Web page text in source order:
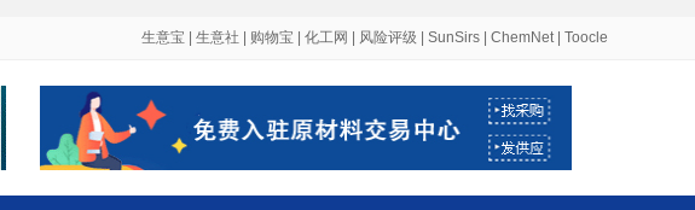
生意宝 生意社 购物宝 化工网 风险评级 SunSirs ChemNet| Toocle